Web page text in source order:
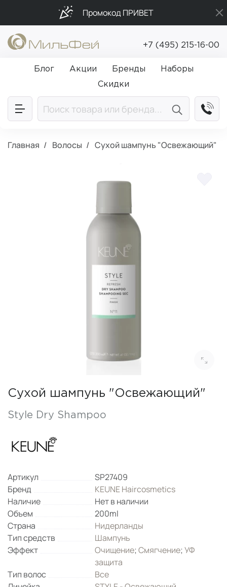
Промокод ПРИВЕТ
Подарки в каждый заказ от 5 000₽
Бесплатная доставка от 5 000₽
+7 (495) 215-16-00
Блог Акции Бренды
Наборы
Скидки
Главная Волосы Сухой шампунь "Освежающий"
Сухой шампунь "Освежающий"
Style Dry Shampoo
Артикул
SP27409
Бренд
KEUNE Haircosmetics
Наличие
Нет в наличии
Объем
200ml
Страна
Нидерланды
Тип средств
Шампунь
Эффект
Очищение;Смягчение;УФ
защита
Тип волос
Все